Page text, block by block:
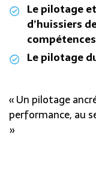
Le pilotage
d’huissiers
Le pilotage
« Un pilotage
performance, au
»